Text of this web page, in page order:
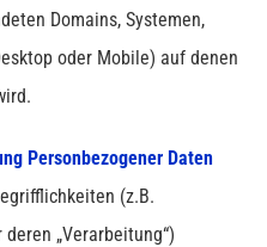
Domains, Systemen,
oder Mobile) auf denen
Personbezogener Daten
(z.B.
deren „Verarbeitung“)